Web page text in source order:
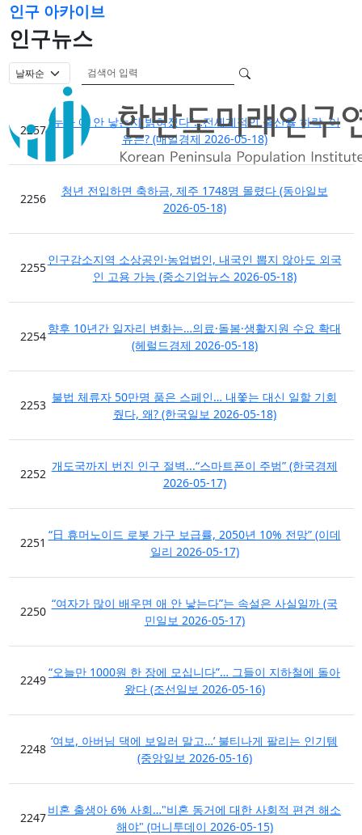
인구 아카이브
인구뉴스
검색어 필수
2257
“누가 애 안 낳는지 밝혀졌다”…전세계적인 출산율 하락, 이
유는? (매일경제 2026-05-18)
2256
청년 전입하면 축하금, 제주 1748명 몰렸다 (동아일보
2026-05-18)
2255
인구감소지역 소상공인·농업법인, 내국인 뽑지 않아도 외국
인 고용 가능 (중소기업뉴스 2026-05-18)
2254
향후 10년간 일자리 변화는…의료·돌봄·생활지원 수요 확대
(헤럴드경제 2026-05-18)
2253
불법 체류자 50만명 품은 스페인… 내쫓는 대신 일할 기회
줬다, 왜? (한국일보 2026-05-18)
2252
개도국까지 번진 인구 절벽...“스마트폰이 주범” (한국경제
2026-05-17)
2251
“日 휴머노이드 로봇 가구 보급률, 2050년 10% 전망” (이데
일리 2026-05-17)
2250
“여자가 많이 배우면 애 안 낳는다”는 속설은 사실일까 (국
민일보 2026-05-17)
2249
“오늘만 1000원 한 장에 모십니다”… 그들이 지하철에 돌아
왔다 (조선일보 2026-05-16)
2248
‘여보, 아버님 댁에 보일러 말고…’ 불티나게 팔리는 인기템
(중앙일보 2026-05-16)
2247
비혼 출생아 6% 사회…"비혼 동거에 대한 사회적 편견 해소
해야" (머니투데이 2026-05-15)